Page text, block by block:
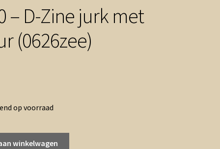
– D-Zine jurk met
(0626zee)
op voorraad
winkelwagen